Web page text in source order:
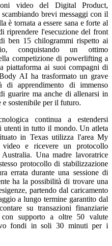
video del Digital Product,
brevi messaggi con il
è tornata a essere sana e forte al
riprendere l'esecuzione del front
ben 15 chilogrammi rispetto ai
conquistando un ottimo
competizione di powerlifting a
piattaforma ai suoi compagni di
AI ha trasformato un grave
di apprendimento di immenso
guarire ma anche di allenarsi in
e sostenibile per il futuro.
continua a estendersi
in tutto il mondo. Un atleta
in Texas utilizza l'area My
e ricevere un protocollo
Una madre lavoratrice
protocollo di stabilizzazione
errata durante una sessione di
ha la possibilità di trovare una
partendo dal caricamento
a lungo termine garantito dal
su transazioni finanziarie
supporto a oltre 50 valute
fondi in soli 30 minuti per i